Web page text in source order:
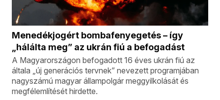
Menedékjogért bombafenyegetés – így
„hálálta meg” az ukrán fiú a befogadást
A Magyarországon befogadott 16 éves ukrán fiú az
általa „új generációs tervnek” nevezett programjában
nagyszámú magyar állampolgár meggyilkolását és
megfélemlítését hirdette.